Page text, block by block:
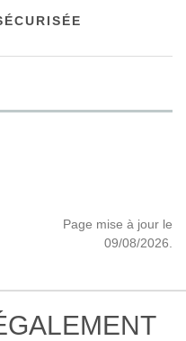
Page mise à jour le
09/08/2026.